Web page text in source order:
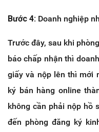
Bước 4: Doanh nghiệp
Trước đây, sau khi
báo chấp nhận thì
giấy và nộp lên thì mới
ký bán hàng online
không cần phải nộp hồ
đến phòng đăng ký